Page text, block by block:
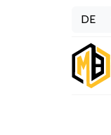
DE